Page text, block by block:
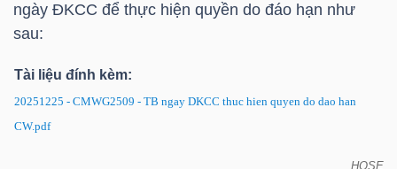
ngày ĐKCC để thực hiện quyền do đáo hạn như
sau:
Tài liệu đính kèm:
20251225 - CMWG2509 - TB ngay DKCC thuc hien quyen do dao han
CW.pdf
HOSE
ĐỘNG
SẢN